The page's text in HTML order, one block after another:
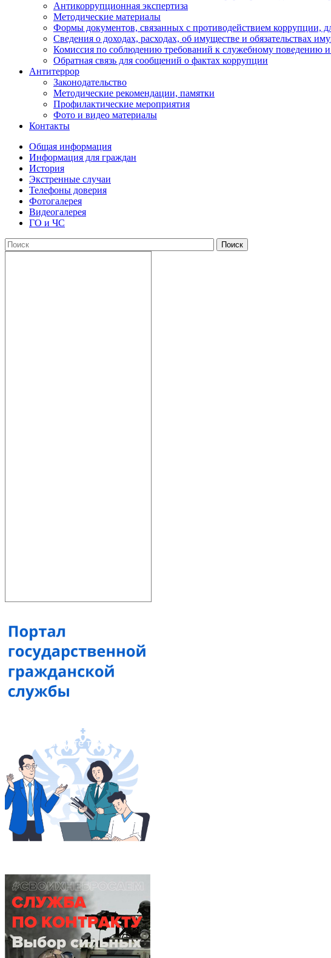
Антикоррупционная экспертиза
Методические материалы
Формы документов, связанных с противодействием коррупции,
Сведения о доходах, расходах, об имуществе и обязательствах
Комиссия по соблюдению требований к служебному поведению
Обратная связь для сообщений о фактах коррупции
Антитеррор
Законодательство
Методические рекомендации, памятки
Профилактические мероприятия
Фото и видео материалы
Контакты
Общая информация
Информация для граждан
История
Экстренные случаи
Телефоны доверия
Фотогалерея
Видеогалерея
ГО и ЧС